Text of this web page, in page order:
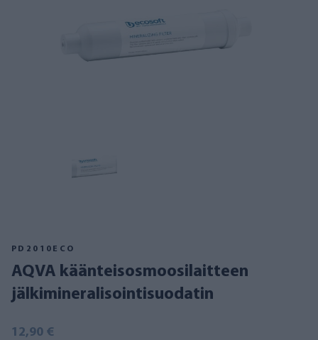
PD2010ECO
AQVA käänteisosmoosilaitteen
jälkimineralisointisuodatin
12,90 €